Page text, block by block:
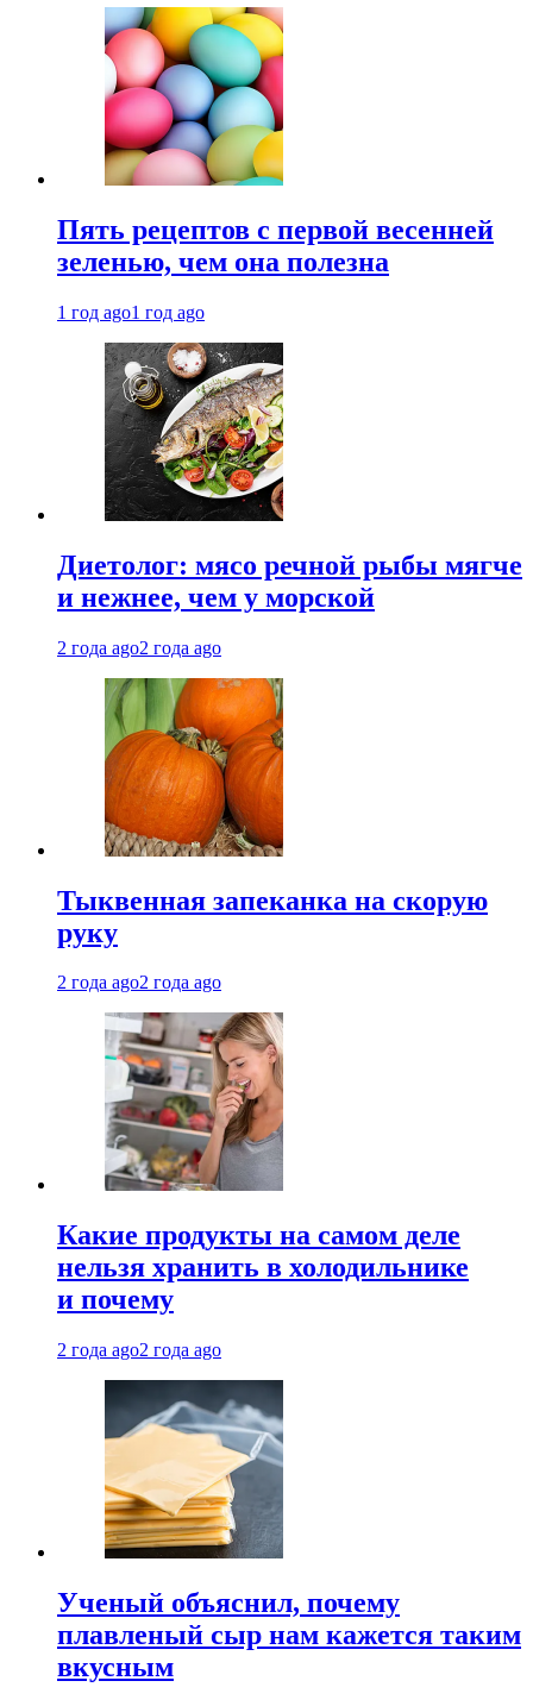
Пять рецептов с первой весенней
зеленью, чем она полезна
1 год ago1 год ago
Диетолог: мясо речной рыбы мягче
и нежнее, чем у морской
2 года ago2 года ago
Тыквенная запеканка на скорую
руку
2 года ago2 года ago
Какие продукты на самом деле
нельзя хранить в холодильнике
и почему
2 года ago2 года ago
Ученый объяснил, почему
плавленый сыр нам кажется таким
вкусным